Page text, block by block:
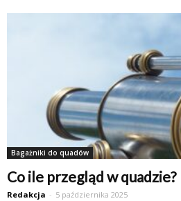
Bagażniki do quadów
Co ile przegląd w quadzie?
Redakcja - 5 października 2025